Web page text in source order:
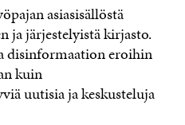
asiasisällöstä
ja järjestelyistä kirjasto.
disinformaation eroihin
kuin
uutisia ja keskusteluja